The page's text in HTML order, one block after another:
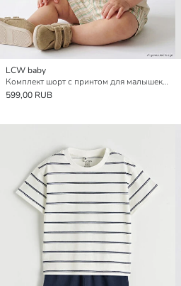
LCW baby
Комплект шорт с принтом для малышек девочек
599,00 RUB